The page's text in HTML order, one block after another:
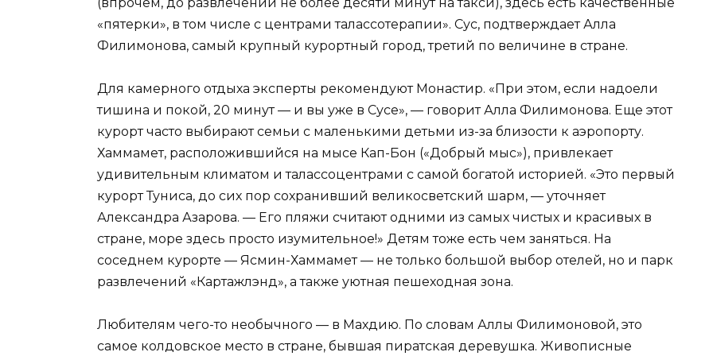
«пятерки», в том числе с центрами талассотерапии». Сус, подтверждает Алла
Филимонова, самый крупный курортный город, третий по величине в стране.
Для камерного отдыха эксперты рекомендуют Монастир. «При этом, если надоели
тишина и покой, 20 минут — и вы уже в Сусе», — говорит Алла Филимонова. Еще этот
курорт часто выбирают семьи с маленькими детьми из-за близости к аэропорту.
Хаммамет, расположившийся на мысе Кап-Бон («Добрый мыс»), привлекает
удивительным климатом и талассоцентрами с самой богатой историей. «Это первый
курорт Туниса, до сих пор сохранивший великосветский шарм, — уточняет
Александра Азарова. — Его пляжи считают одними из самых чистых и красивых в
стране, море здесь просто изумительное!» Детям тоже есть чем заняться. На
соседнем курорте — Ясмин-Хаммамет — не только большой выбор отелей, но и парк
развлечений «Картажлэнд», а также уютная пешеходная зона.
Любителям чего-то необычного — в Махдию. По словам Аллы Филимоновой, это
самое колдовское место в стране, бывшая пиратская деревушка. Живописные